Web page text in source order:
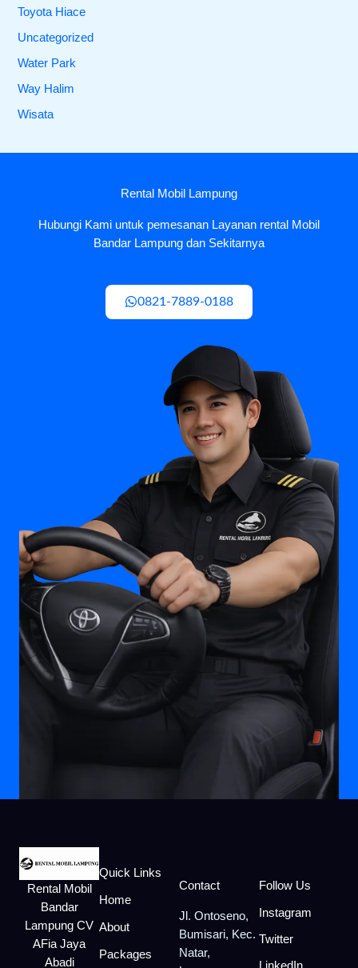
Toyota Hiace
Uncategorized
Water Park
Way Halim
Wisata
Rental Mobil Lampung
Hubungi Kami untuk pemesanan Layanan rental Mobil
Bandar Lampung dan Sekitarnya
0821-7889-0188
Rental Mobil
Bandar
Lampung CV
AFia Jaya
Abadi
Quick Links
Home
About
Packages
Contact
Jl. Ontoseno,
Bumisari, Kec.
Natar,
Follow Us
Instagram
Twitter
LinkedIn